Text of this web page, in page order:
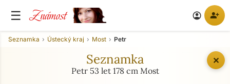
☰ Známost account_circle person_add
✕
Seznamka Ústecký kraj Most Petr
Seznamka
Petr 53 let 178 cm Most